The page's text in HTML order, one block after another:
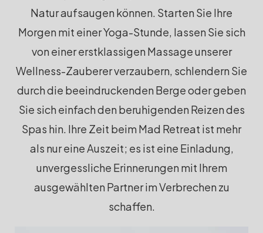
Natur aufsaugen können. Starten Sie Ihre
Morgen mit einer Yoga-Stunde, lassen Sie sich
von einer erstklassigen Massage unserer
Wellness-Zauberer verzaubern, schlendern Sie
durch die beeindruckenden Berge oder geben
Sie sich einfach den beruhigenden Reizen des
Spas hin. Ihre Zeit beim Mad Retreat ist mehr
als nur eine Auszeit; es ist eine Einladung,
unvergessliche Erinnerungen mit Ihrem
ausgewählten Partner im Verbrechen zu
schaffen.